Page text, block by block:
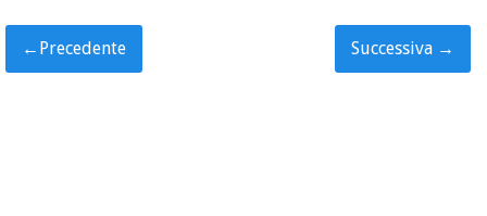
← Precedente Successiva →